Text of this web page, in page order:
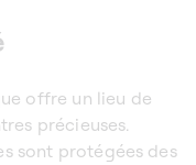
offre un lieu de
précieuses.
sont protégées des